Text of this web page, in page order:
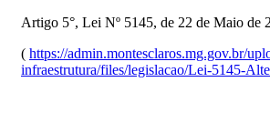
Artigo 5°, Lei Nº 5145, de 22 de Maio de
( https://admin.montesclaros.mg.gov.br/
infraestrutura/files/legislacao/Lei-5145-